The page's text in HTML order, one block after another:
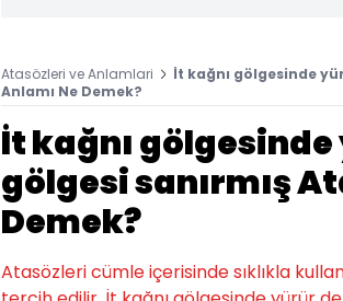
Atasözleri ve Anlamlari
İt kağnı gölgesinde
Anlamı Ne Demek?
İt kağnı
gölgesi sanırmış
Demek?
Atasözleri cümle içerisinde sıklıkla